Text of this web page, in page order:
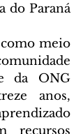
do Paraná
meio
da ONG
anos,
recursos